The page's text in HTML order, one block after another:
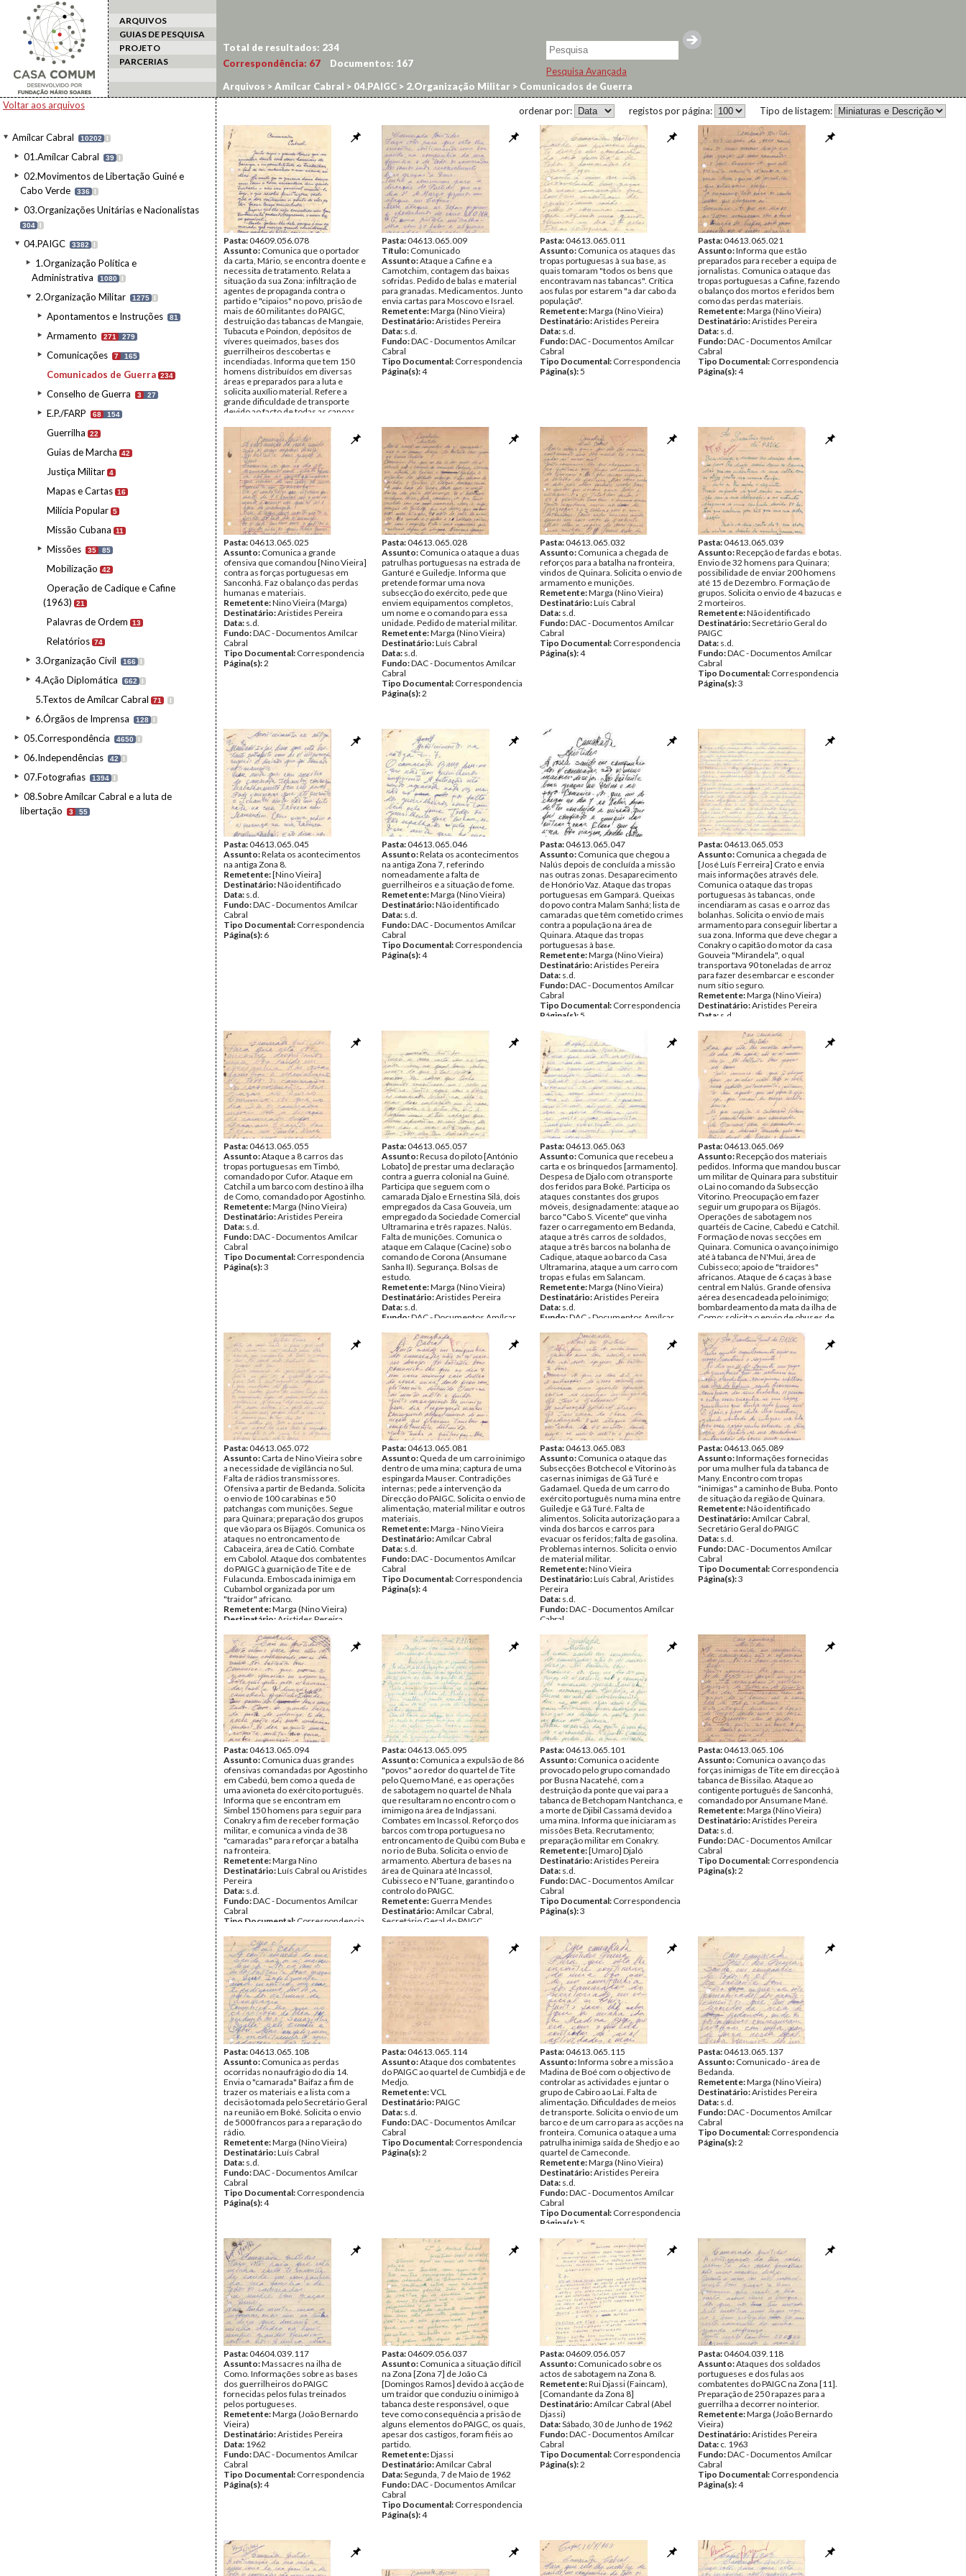
ARQUIVOS
GUIAS DE PESQUISA
PROJETO
PARCERIAS
Pesquisa Avançada
Voltar aos arquivos
Amílcar Cabral 10202 I
01.Amílcar Cabral 39 I
02.Movimentos de Libertação Guiné e
Cabo Verde
336 I
03.Organizações Unitárias e Nacionalistas
304 I
04.PAIGC 3382 I
1.Organização Política e
Administrativa
1080 I
2.Organização Militar 1275 I
Apontamentos e Instruções 81
Armamento 271 279
Comunicações 7 165
Comunicados de Guerra 234
Conselho de Guerra 3 27
E.P./FARP 68 154
Guerrilha 22
Guias de Marcha 42
Justiça Militar 4
Mapas e Cartas 16
Milícia Popular 5
Missão Cubana 11
Missões 35 85
Mobilização 42
Operação de Cadique e Cafine
(1963)
21
Palavras de Ordem 13
Relatórios 74
3.Organização Civil 166 I
4.Ação Diplomática 662 I
5.Textos de Amílcar Cabral 71 I
6.Órgãos de Imprensa 128 I
05.Correspondência 4650 I
06.Independências 42 I
07.Fotografias 1394 I
08.Sobre Amílcar Cabral e a luta de
libertação
3 55
Total de resultados: 234
Correspondência: 67 Documentos: 167
Arquivos >Amílcar Cabral > 04.PAIGC > 2.Organização Militar > Comunicados de Guerra
Tipo de listagem:
registos por página:
ordenar por:
Pasta:04609.056.078
Assunto: Comunica que o portador
da carta, Mário, se encontra doente e
necessita de tratamento. Relata a
situação da sua Zona: infiltração de
agentes de propaganda contra o
partido e "cipaios" no povo, prisão de
mais de 60 militantes do PAIGC,
destruição das tabancas de Mangaie,
Tubacuta e Poindon, depósitos de
víveres queimados, bases dos
guerrilheiros descobertas e
incendiadas. Informa que tem 150
homens distribuídos em diversas
áreas e preparados para a luta e
solicita auxílio material. Refere a
grande dificuldade de transporte
devido ao facto de todas as canoas
sido destruídas.
Remetente:Zak
Destinatário: Cabral
Data:s.d.
Fundo:DAC - Documentos Amílcar
Cabral
Tipo Documental:Correspondencia
Página(s):4
Pasta:04613.065.009
Título: Comunicado
Assunto:Ataque a Cafine e a
Camotchim, contagem das baixas
sofridas. Pedido de balas e material
para granadas. Medicamentos. Junto
envia cartas para Moscovo e Israel.
Remetente:Marga (Nino Vieira)
Destinatário:Aristides Pereira
Data: s.d.
Fundo:DAC - Documentos Amílcar
Cabral
Tipo Documental: Correspondencia
Página(s):4
Pasta:04613.065.011
Assunto: Comunica os ataques das
tropas portuguesas à sua base, as
quais tomaram "todos os bens que
encontravam nas tabancas". Crítica
aos fulas por estarem "a dar cabo da
população".
Remetente:Marga (Nino Vieira)
Destinatário:Aristides Pereira
Data: s.d.
Fundo:DAC - Documentos Amílcar
Cabral
Tipo Documental: Correspondencia
Página(s):5
Pasta:04613.065.021
Assunto:Informa que estão
preparados para receber a equipa de
jornalistas. Comunica o ataque das
tropas portuguesas a Cafine, fazendo
o balanço dos mortos e feridos bem
como das perdas materiais.
Remetente:Marga (Nino Vieira)
Destinatário:Aristides Pereira
Data: s.d.
Fundo:DAC - Documentos Amílcar
Cabral
Tipo Documental: Correspondencia
Página(s):4
Pasta:04613.065.025
Assunto: Comunica a grande
ofensiva que comandou [Nino Vieira]
contra as forças portuguesas em
Sanconhá. Faz o balanço das perdas
humanas e materiais.
Remetente:Nino Vieira (Marga)
Destinatário:Aristides Pereira
Data: s.d.
Fundo:DAC - Documentos Amílcar
Cabral
Tipo Documental: Correspondencia
Página(s):2
Pasta:04613.065.028
Assunto: Comunica o ataque a duas
patrulhas portuguesas na estrada de
Ganturé e Guiledje. Informa que
pretende formar uma nova
subsecção do exército, pede que
enviem equipamentos completos,
um nome e o comando para essa
unidade. Pedido de material militar.
Remetente:Marga (Nino Vieira)
Destinatário:Luís Cabral
Data: s.d.
Fundo:DAC - Documentos Amílcar
Cabral
Tipo Documental: Correspondencia
Página(s):2
Pasta:04613.065.032
Assunto: Comunica a chegada de
reforços para a batalha na fronteira,
vindos de Quinara. Solicita o envio de
armamento e munições.
Remetente:Marga (Nino Vieira)
Destinatário:Luís Cabral
Data: s.d.
Fundo:DAC - Documentos Amílcar
Cabral
Tipo Documental: Correspondencia
Página(s):4
Pasta:04613.065.039
Assunto:Recepção de fardas e botas.
Envio de 32 homens para Quinara;
possibilidade de enviar 200 homens
até 15 de Dezembro. Formação de
grupos. Solicita o envio de 4 bazucas e
2 morteiros.
Remetente:Não identificado
Destinatário:Secretário Geral do
PAIGC
Data: s.d.
Fundo:DAC - Documentos Amílcar
Cabral
Tipo Documental: Correspondencia
Página(s):3
Pasta:04613.065.045
Assunto:Relata os acontecimentos
na antiga Zona 8.
Remetente:[Nino Vieira]
Destinatário:Não identificado
Data: s.d.
Fundo:DAC - Documentos Amílcar
Cabral
Tipo Documental: Correspondencia
Página(s): 6
Pasta:04613.065.046
Assunto:Relata os acontecimentos
na antiga Zona 7, referindo
nomeadamente a falta de
guerrilheiros e a situação de fome.
Remetente:Marga (Nino Vieira)
Destinatário:Não identificado
Data: s.d.
Fundo:DAC - Documentos Amílcar
Cabral
Tipo Documental: Correspondencia
Página(s):4
Pasta:04613.065.047
Assunto: Comunica que chegou a
Nalús depois de concluída a missão
nas outras zonas. Desaparecimento
de Honório Vaz. Ataque das tropas
portuguesas em Gampará. Queixas
do povo contra Malam Sanhá; lista de
camaradas que têm cometido crimes
contra a população na área de
Quinara. Ataque das tropas
portuguesas à base.
Remetente:Marga (Nino Vieira)
Destinatário:Aristides Pereira
Data: s.d.
Fundo:DAC - Documentos Amílcar
Cabral
Tipo Documental: Correspondencia
Página(s): 5
Pasta:04613.065.053
Assunto: Comunica a chegada de
[José Luís Ferreira] Crato e envia
mais informações através dele.
Comunica o ataque das tropas
portuguesas às tabancas, onde
incendiaram as casas e o arroz das
bolanhas. Solicita o envio de mais
armamento para conseguir libertar a
sua zona. Informa que deve chegar a
Conakry o capitão do motor da casa
Gouveia "Mirandela", o qual
transportava 90 toneladas de arroz
para fazer desembarcar e esconder
num sítio seguro.
Remetente:Marga (Nino Vieira)
Destinatário:Aristides Pereira
Data: s.d.
Cabral
Tipo Documental:Correspondencia
Página(s):3
Pasta:04613.065.055
Assunto:Ataque a 8 carros das
tropas portuguesas em Timbó,
comandado por Cufor. Ataque em
Catchil a um barco com destino à ilha
de Como, comandado por Agostinho.
Remetente:Marga (Nino Vieira)
Destinatário:Aristides Pereira
Data: s.d.
Fundo:DAC - Documentos Amílcar
Cabral
Tipo Documental: Correspondencia
Página(s):3
Pasta:04613.065.057
Assunto:Recusa do piloto [António
Lobato] de prestar uma declaração
contra a guerra colonial na Guiné.
Participa que seguem com o
camarada Djalo e Ernestina Silá, dois
empregados da Casa Gouveia, um
empregado da Sociedade Comercial
Ultramarina e três rapazes. Nalús.
Falta de munições. Comunica o
ataque em Calaque (Cacine) sob o
comando de Corona (Ansumane
Sanha II). Segurança. Bolsas de
estudo.
Remetente:Marga (Nino Vieira)
Destinatário:Aristides Pereira
Data: s.d.
Fundo:DAC - Documentos Amílcar
Tipo Documental:
Correspondencia
Página(s):4
Pasta:04613.065.063
Assunto: Comunica que recebeu a
carta e os brinquedos [armamento].
Despesa de Djalo com o transporte
dos feridos para Boké. Participa os
ataques constantes dos grupos
móveis, designadamente: ataque ao
barco "Cabo S. Vicente" que vinha
fazer o carregamento em Bedanda,
ataque a três carros de soldados,
ataque a três barcos na bolanha de
Cadique, ataque ao barco da Casa
Ultramarina, ataque a um carro com
tropas e fulas em Salancam.
Remetente:Marga (Nino Vieira)
Destinatário:Aristides Pereira
Data: s.d.
Fundo:DAC - Documentos Amílcar
Tipo Documental: Correspondencia
Página(s):10
Pasta:04613.065.069
Assunto:Recepção dos materiais
pedidos. Informa que mandou buscar
um militar de Quinara para substituir
o Lai no comando da Subsecção
Vitorino. Preocupação em fazer
seguir um grupo para os Bijagós.
Operações de sabotagem nos
quartéis de Cacine, Cabedú e Catchil.
Formação de novas secções em
Quinara. Comunica o avanço inimigo
até à tabanca de N'Mui, área de
Cubisseco; apoio de "traidores"
africanos. Ataque de 6 caças à base
central em Nalús. Grande ofensiva
aérea desencadeada pelo inimigo;
bombardeamento da mata da ilha de
Como; solicita o envio de obuses de
ataques, e de fardas e botas para os
grupos que vão para os Bijagós.
Remetente:Marga (Nino Vieira)
Destinatário:Aristides Pereira
Data:s.d.
Fundo:DAC - Documentos Amílcar
Cabral
Tipo Documental:Correspondencia
Página(s):5
Pasta:04613.065.072
Assunto: Carta de Nino Vieira sobre
a necessidade de vigilância no Sul.
Falta de rádios transmissores.
Ofensiva a partir de Bedanda. Solicita
o envio de 100 carabinas e 50
patchangas com munições. Segue
para Quinara; preparação dos grupos
que vão para os Bijagós. Comunica os
ataques no entroncamento de
Cabaceira, área de Catió. Combate
em Cabolol. Ataque dos combatentes
do PAIGC à guarnição de Tite e de
Fulacunda. Emboscada inimiga em
Cubambol organizada por um
"traidor" africano.
Remetente:Marga (Nino Vieira)
Destinatário: Aristides Pereira
Fundo:
DAC - Documentos Amílcar
Cabral
Tipo Documental:Correspondencia
Página(s):3
Pasta:04613.065.081
Assunto: Queda de um carro inimigo
dentro de uma mina; captura de uma
espingarda Mauser. Contradições
internas; pede a intervenção da
Direcção do PAIGC. Solicita o envio de
alimentação, material militar e outros
materiais.
Remetente:Marga - Nino Vieira
Destinatário:Amílcar Cabral
Data: s.d.
Fundo:DAC - Documentos Amílcar
Cabral
Tipo Documental: Correspondencia
Página(s):4
Pasta:04613.065.083
Assunto: Comunica o ataque das
Subsecções Botchecol e Vitorino às
casernas inimigas de Gã Turé e
Gadamael. Queda de um carro do
exército português numa mina entre
Guiledje e Gã Turé. Falta de
alimentos. Solicita autorização para a
vinda dos barcos e carros para
evacuar os feridos; falta de gasolina.
Problemas internos. Solicita o envio
de material militar.
Remetente:Nino Vieira
Destinatário:Luís Cabral, Aristides
Pereira
Data: s.d.
Fundo:DAC - Documentos Amílcar
Cabral
Página(s):7
Pasta:04613.065.089
Assunto:Informações fornecidas
por uma mulher fula da tabanca de
Many. Encontro com tropas
"inimigas" a caminho de Buba. Ponto
de situação da região de Quinara.
Remetente:Não identificado
Destinatário:Amílcar Cabral,
Secretário Geral do PAIGC
Data: s.d.
Fundo:DAC - Documentos Amílcar
Cabral
Tipo Documental: Correspondencia
Página(s):3
Pasta:04613.065.094
Assunto: Comunica duas grandes
ofensivas comandadas por Agostinho
em Cabedú, bem como a queda de
uma avioneta do exército português.
Informa que se encontram em
Simbel 150 homens para seguir para
Conakry a fim de receber formação
militar, e comunica a vinda de 38
"camaradas" para reforçar a batalha
na fronteira.
Remetente:Marga Nino
Destinatário:Luís Cabral ou Aristides
Pereira
Data: s.d.
Fundo:DAC - Documentos Amílcar
Cabral
Tipo Documental: Correspondencia
Pasta:04613.065.095
Assunto: Comunica a expulsão de 86
"povos" ao redor do quartel de Tite
pelo Quemo Mané, e as operações
de sabotagem no quartel de Nhala
que resultaram no encontro com o
imimigo na área de Indjassani.
Combates em Incassol. Reforço dos
barcos com tropa portuguesa no
entroncamento de Quibú com Buba e
no rio de Buba. Solicita o envio de
armamento. Abertura de bases na
área de Quinara até Incassol,
Cubisseco e N'Tuane, garantindo o
controlo do PAIGC.
Remetente: Guerra Mendes
Destinatário:Amílcar Cabral,
Secretário Geral do PAIGC
Fundo:
DAC - Documentos Amílcar
Cabral
Tipo Documental: Correspondencia
Página(s): 4
Pasta:04613.065.101
Assunto: Comunica o acidente
provocado pelo grupo comandado
por Busna Nacatehé, com a
destruição da ponte que vai para a
tabanca de Betchopam Nantchanca, e
a morte de Djibil Cassamá devido a
uma mina. Informa que iniciaram as
missões Beta. Recrutamento;
preparação militar em Conakry.
Remetente:[Umaro] Djaló
Destinatário:Aristides Pereira
Data: s.d.
Fundo:DAC - Documentos Amílcar
Cabral
Tipo Documental: Correspondencia
Página(s):3
Pasta:04613.065.106
Assunto: Comunica o avanço das
forças inimigas de Tite em direcção à
tabanca de Bissilao. Ataque ao
contigente português de Sanconhá,
comandado por Ansumane Mané.
Remetente:Marga (Nino Vieira)
Destinatário:Aristides Pereira
Data: s.d.
Fundo:DAC - Documentos Amílcar
Cabral
Tipo Documental: Correspondencia
Página(s):2
Pasta:04613.065.108
Assunto: Comunica as perdas
ocorridas no naufrágio do dia 14.
Envia o "camarada" Baifaz a fim de
trazer os materiais e a lista com a
decisão tomada pelo Secretário Geral
na reunião em Boké. Solicita o envio
de 5000 francos para a reparação do
rádio.
Remetente:Marga (Nino Vieira)
Destinatário:Luís Cabral
Data: s.d.
Fundo:DAC - Documentos Amílcar
Cabral
Tipo Documental: Correspondencia
Página(s):4
Pasta:04613.065.114
Assunto:Ataque dos combatentes
do PAIGC ao quartel de Cumbidjã e de
Medjo.
Remetente:VCL
Destinatário:PAIGC
Data: s.d.
Fundo:DAC - Documentos Amílcar
Cabral
Tipo Documental: Correspondencia
Página(s):2
Pasta:04613.065.115
Assunto:Informa sobre a missão a
Madina de Boé com o objectivo de
controlar as actividades e juntar o
grupo de Cabiro ao Lai. Falta de
alimentação. Dificuldades de meios
de transporte. Solicita o envio de um
barco e de um carro para as acções na
fronteira. Comunica o ataque a uma
patrulha inimiga saída de Shedjo e ao
quartel de Cameconde.
Remetente:Marga (Nino Vieira)
Destinatário:Aristides Pereira
Data: s.d.
Fundo:DAC - Documentos Amílcar
Cabral
Tipo Documental: Correspondencia
Página(s): 5
Pasta:04613.065.137
Assunto: Comunicado - área de
Bedanda.
Remetente:Marga (Nino Vieira)
Destinatário:Aristides Pereira
Data: s.d.
Fundo:DAC - Documentos Amílcar
Cabral
Tipo Documental: Correspondencia
Página(s):2
Pasta:04604.039.117
Assunto:Massacres na ilha de
Como. Informações sobre as bases
dos guerrilheiros do PAIGC
fornecidas pelos fulas treinados
pelos portugueses.
Remetente:Marga (João Bernardo
Vieira)
Destinatário:Aristides Pereira
Data: 1962
Fundo:DAC - Documentos Amílcar
Cabral
Tipo Documental: Correspondencia
Página(s):4
Pasta:04609.056.037
Assunto: Comunica a situação difícil
na Zona [Zona 7] de João Cá
[Domingos Ramos] devido à acção de
um traidor que conduziu o inimigo à
tabanca deste responsável, o que
teve como consequência a prisão de
alguns elementos do PAIGC, os quais,
apesar dos castigos, foram fiéis ao
partido.
Remetente:Djassi
Destinatário:Amílcar Cabral
Data:Segunda, 7 de Maio de 1962
Fundo:DAC - Documentos Amílcar
Cabral
Tipo Documental: Correspondencia
Página(s):4
Pasta:04609.056.057
Assunto: Comunicado sobre os
actos de sabotagem na Zona 8.
Remetente:Rui Djassi (Faincam),
[Comandante da Zona 8]
Destinatário:Amílcar Cabral (Abel
Djassi)
Data:Sábado, 30 de Junho de 1962
Fundo:DAC - Documentos Amílcar
Cabral
Tipo Documental: Correspondencia
Página(s):2
Pasta:04604.039.118
Assunto:Ataques dos soldados
portugueses e dos fulas aos
combatentes do PAIGC na Zona [11].
Preparação de 250 rapazes para a
guerrilha a decorrer no interior.
Remetente:Marga (João Bernardo
Vieira)
Destinatário:Aristides Pereira
Data: c. 1963
Fundo:DAC - Documentos Amílcar
Cabral
Tipo Documental: Correspondencia
Página(s):4